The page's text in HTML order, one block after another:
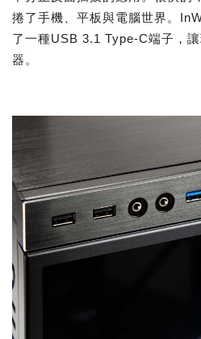
捲了手機、平板與電腦世界。
了一種USB 3.1 Type-C端子，
器。